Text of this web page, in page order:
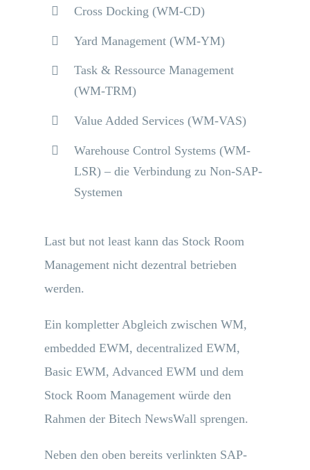
Cross Docking (WM-CD)
Yard Management (WM-YM)
Task & Ressource Management
(WM-TRM)
Value Added Services (WM-VAS)
Warehouse Control Systems (WM-
LSR) – die Verbindung zu Non-SAP-
Systemen
Last but not least kann das Stock Room
Management nicht dezentral betrieben
werden.
Ein kompletter Abgleich zwischen WM,
embedded EWM, decentralized EWM,
Basic EWM, Advanced EWM und dem
Stock Room Management würde den
Rahmen der Bitech NewsWall sprengen.
Neben den oben bereits verlinkten SAP-